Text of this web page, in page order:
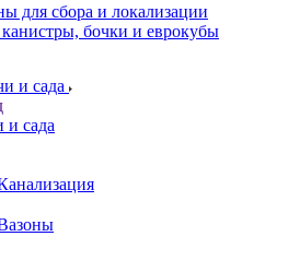
для сбора и локализации
бочки и еврокубы
и сада
и сада